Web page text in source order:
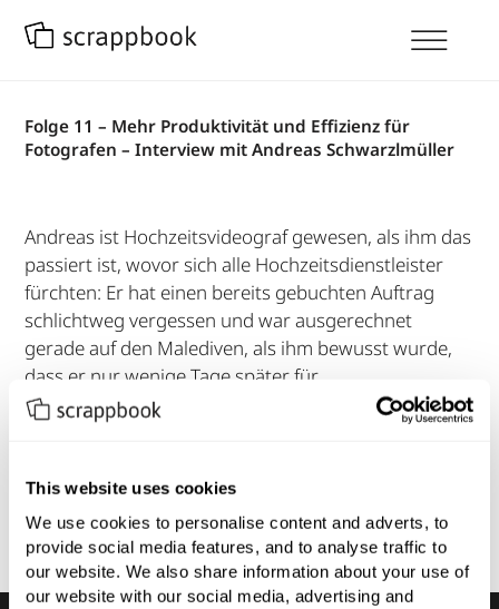
This website uses cookies
We use cookies to personalise content and adverts, to
provide social media features, and to analyse traffic to
our website. We also share information about your use of
our website with our social media, advertising and
Folge 11 – Mehr Produktivität und Effizienz für
Fotografen – Interview mit Andreas Schwarzlmüller
Andreas ist Hochzeitsvideograf gewesen, als ihm das
passiert ist, wovor sich alle Hochzeitsdienstleister
fürchten: Er hat einen bereits gebuchten Auftrag
schlichtweg vergessen und war ausgerechnet
gerade auf den Malediven, als ihm bewusst wurde,
dass er nur wenige Tage später für…